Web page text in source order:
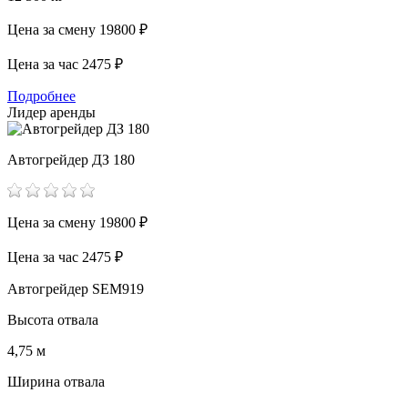
Цена за смену 19800 ₽
Цена за час 2475 ₽
Подробнее
Лидер аренды
Автогрейдер ДЗ 180
Цена за смену 19800 ₽
Цена за час 2475 ₽
Автогрейдер SEM919
Высота отвала
4,75 м
Ширина отвала